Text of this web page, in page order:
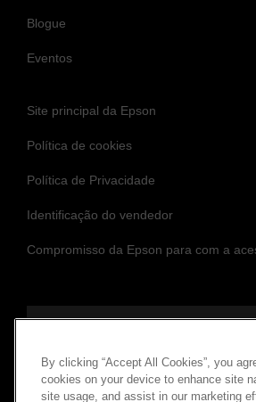
Blogue
Eventos
Site principal da Epson
Política de cookies
Política de Privacidade
Identificação do vendedor
Compromisso da Epson para com a
By clicking “Accept All Cookies”, you
cookies on your device to enhance site
site usage, and assist in our marketing